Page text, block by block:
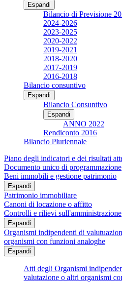
Espandi
Bilancio di Previsione
2024-2026
2023-2025
2020-2022
2019-2021
2018-2020
2017-2019
2016-2018
Bilancio consuntivo
Espandi
Bilancio Consuntivo
Espandi
ANNO 2022
Rendiconto 2016
Bilancio Pluriennale
Piano degli indicatori e dei risultati
Documento unico di programmazione
Beni immobili e gestione patrimonio
Espandi
Patrimonio immobiliare
Canoni di locazione o affitto
Controlli e rilievi sull'amministrazione
Espandi
Organismi indipendenti di
organismi con funzioni analoghe
Espandi
Atti degli Organismi
valutazione o altri organismi